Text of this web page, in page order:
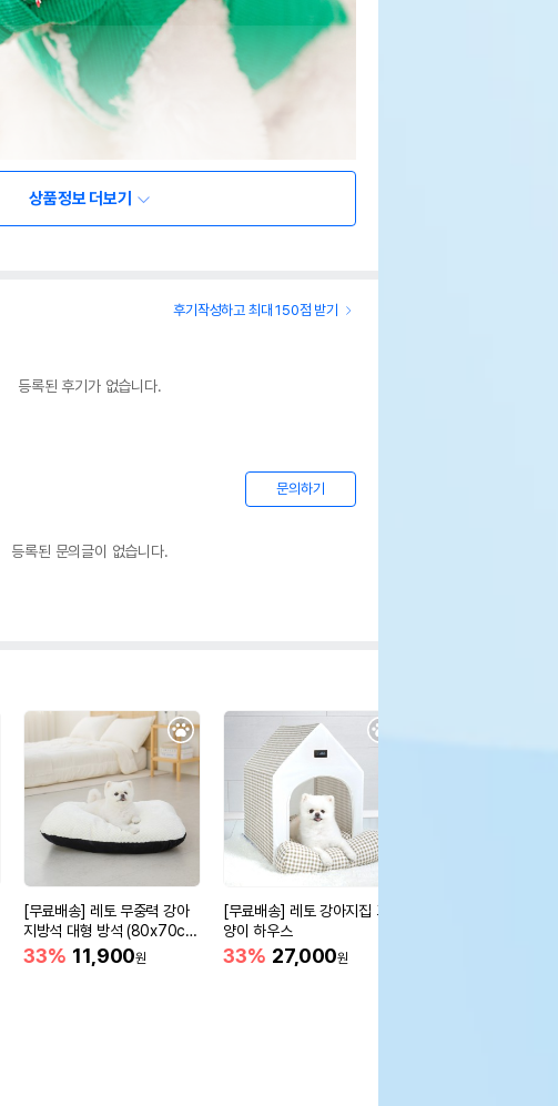
상품정보 더보기
후기작성하고 최대 150점 받기
등록된 후기가 없습니다.
문의하기
등록된 문의글이 없습니다.
[무료배송] 레토 무중력 강아
지방석 대형 방석 (80x70c
m)
33% 11,900원
[무료배송] 레토 강아지집 고
양이 하우스
33% 27,000원